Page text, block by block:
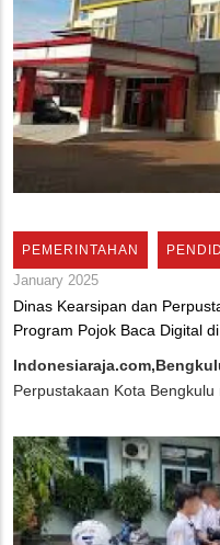
PEMERINTAHAN
January 2025
Dinas Kearsipan dan
Program Pojok Baca Digital
Perpustakaan Kota